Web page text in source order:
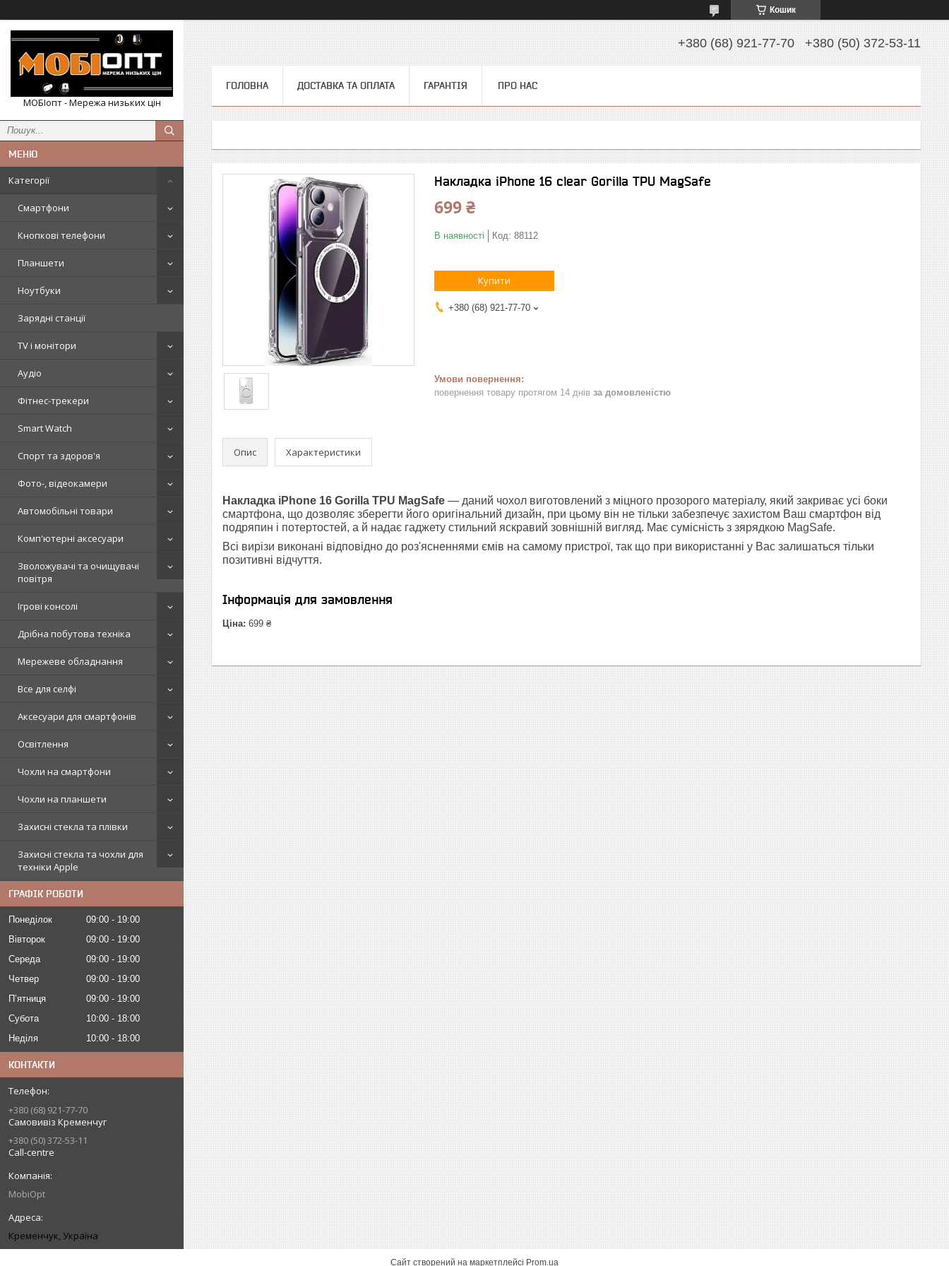
Кошик
МОБІопт - Мережа низьких цін
Категорії
Смартфони
Кнопкові телефони
Планшети
Ноутбуки
Зарядні станції
TV і монітори
Аудіо
Фітнес-трекери
Smart Watch
Спорт та здоров'я
Фото-, відеокамери
Автомобільні товари
Комп'ютерні аксесуари
Зволожувачі та очищувачі
повітря
Ігрові консолі
Дрібна побутова техніка
Мережеве обладнання
Все для селфі
Аксесуари для смартфонів
Освітлення
Чохли на смартфони
Чохли на планшети
Захисні стекла та плівки
Захисні стекла та чохли для
техніки Apple
ГРАФІК РОБОТИ
Понеділок 09:00
19:00
Вівторок
09:00
19:00
Середа
09:00
19:00
Четвер
09:00
19:00
Пʼятниця
09:00
19:00
Субота
10:00
18:00
Неділя
10:00 18:00
КОНТАКТИ
+380 (68) 921-77-70
Самовивіз Кременчуг
+380 (50) 372-53-11
Call-centre
MobiOpt
Кременчук, Україна
+380 (68) 921-77-70 +380 (50) 372-53-11
ГОЛОВНА ДОСТАВКА ТА ОПЛАТА ГАРАНТІЯ ПРО НАС
Накладка iPhone 16 clear Gorilla TPU MagSafe
699 ₴
В наявності Код: 88112
Купити
+380 (68) 921-77-70
повернення товару протягом 14 днів за домовленістю
Опис Характеристики
Накладка iPhone 16 Gorilla TPU MagSafe — даний чохол виготовлений з міцного прозорого матеріалу, який закриває усі боки
смартфона, що дозволяє зберегти його оригінальний дизайн, при цьому він не тільки забезпечує захистом Ваш смартфон від
подряпин і потертостей, а й надає гаджету стильний яскравий зовнішній вигляд. Має сумісність з зярядкою MagSafe.
Всі вирізи виконані відповідно до роз'ясненнями ємів на самому пристрої, так що при використанні у Вас залишаться тільки
позитивні відчуття.
Інформація для замовлення
Ціна: 699 ₴
Сайт створений на маркетплейсі Prom.ua